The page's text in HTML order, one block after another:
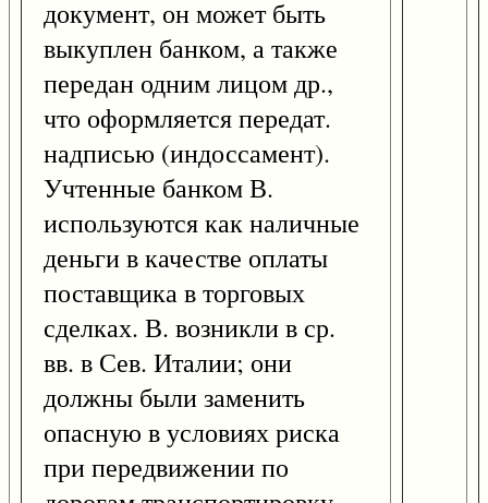
документ, он может быть
выкуплен банком, а также
передан одним лицом др.,
что оформляется передат.
надписью (индоссамент).
Учтенные банком В.
используются как наличные
деньги в качестве оплаты
поставщика в торговых
сделках. В. возникли в ср.
вв. в Сев. Италии; они
должны были заменить
опасную в условиях риска
при передвижении по